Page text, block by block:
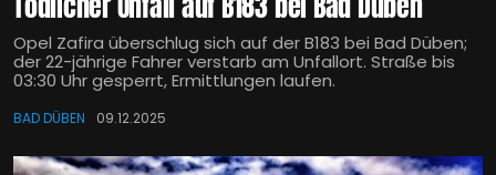
Opel Zafira überschlug sich auf der B183 bei Bad Düben;
der 22-jährige Fahrer verstarb am Unfallort. Straße bis
03:30 Uhr gesperrt, Ermittlungen laufen.
BAD DÜBEN 09.12.2025